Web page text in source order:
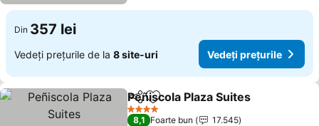
Din 357 lei
Vedeți prețurile de la 8 site-uri Vedeți prețurile
DistribuițiAdăugaţi la favorite
Peñiscola Plaza Suites
4 Stele
8,1 Foarte bun
17.545